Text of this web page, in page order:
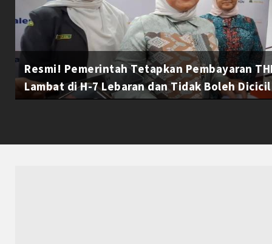
Resmi! Pemerintah Tetapkan Pembayaran
Lambat di H-7 Lebaran dan Tidak Boleh Dicicil